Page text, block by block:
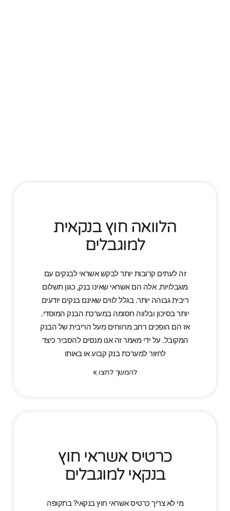
הלוואה חוץ בנקאית
למוגבלים
זה לעתים קרובות יותר לבקש אשראי לבנקים עם
מוגבלויות. אלה הם אשראי שאינו בנק, כגון תשלום
ריבית גבוהה יותר. בגלל לווים שאינם בנקים יודעים
יותר בסיכון ובלווה חסומה במערכת הבנק המוסדי.
אז הם הופכים רחב מרווחים מעל הריבית של הבנק
המקובל. על ידי מאמר זה אנו מנסים להסביר כיצד
לחזור למערכת בנק קבוע או באותו
להמשך לחצו »
כרטיס אשראי חוץ
בנקאי למוגבלים
מי לא צריך כרטיס אשראי חוץ בנקאי? בתקופה